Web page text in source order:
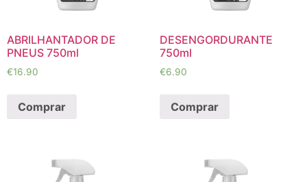
ABRILHANTADOR DE
PNEUS 750ml
€16.90
Comprar
DESENGORDURANTE
750ml
€6.90
Comprar